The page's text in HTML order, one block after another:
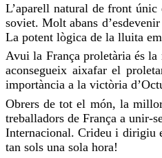
L’aparell natural de front
soviet. Molt abans
La potent lògica de la lluita
Avui la França proletària és
aconsegueix aixafar el
importància a la victòria
Obrers de tot el món, la
treballadors de França a unir-
Internacional. Crideu i dirigiu
tan sols una sola hora!